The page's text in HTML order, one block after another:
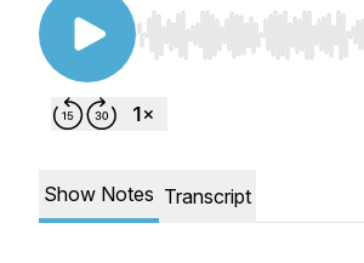
Use Left/Right to seek,
Show Notes Transcript